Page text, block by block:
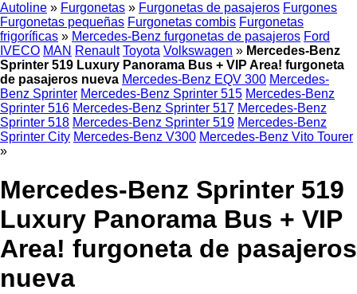
Autoline » Furgonetas » Furgonetas de pasajeros Furgones
Furgonetas pequeñas Furgonetas combis Furgonetas
frigoríficas » Mercedes-Benz furgonetas de pasajeros Ford
IVECO MAN Renault Toyota Volkswagen » Mercedes-Benz
Sprinter 519 Luxury Panorama Bus + VIP Area! furgoneta
de pasajeros nueva Mercedes-Benz EQV 300 Mercedes-
Benz Sprinter Mercedes-Benz Sprinter 515 Mercedes-Benz
Sprinter 516 Mercedes-Benz Sprinter 517 Mercedes-Benz
Sprinter 518 Mercedes-Benz Sprinter 519 Mercedes-Benz
Sprinter City Mercedes-Benz V300 Mercedes-Benz Vito Tourer
»
Mercedes-Benz Sprinter 519
Luxury Panorama Bus + VIP
Area! furgoneta de pasajeros
nueva